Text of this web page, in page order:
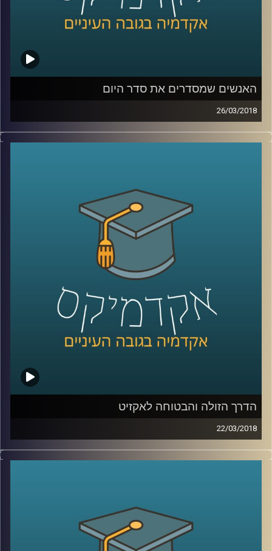
האנשים שמסדרים את סדר היום
26/03/2018
כיצד הצליח אריק שרון, בניגוד גמור לאג'נדה
את השיח על הרבנות הראשית לשיח כלכלי?
ד"ר מעוז רוזנטל על אופן התמרון של סדר היום
הפוליטי ועל האנשים שבאמת מחליטים האם
ראש ממשלה מכהן ימשיך בתפקידו
AudioVersity
הדרך הזולה והבטוחה לאקזיט
22/03/2018
את הכותרות על חברות סטארטאפ שנמכרות
הללו? ד"ר יוסי מערבי חושף את הנתונים
שמאחורי התעשייה, מפרק את המושגים
'יצירתיות' ו'חדשנות' כמרכיבים בהצלחה ומסביר